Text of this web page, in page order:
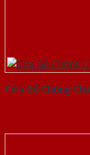
Cửa Gỗ Chống